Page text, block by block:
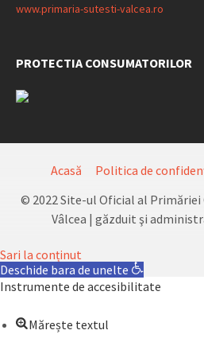
www.primaria-sutesti-valcea.ro
PROTECTIA CONSUMATORILOR
Acasă Politica de
© 2022 Site-ul Oficial al Primăriei
Vâlcea | găzduit şi
Sari la conținut
Deschide bara de unelte
Instrumente de accesibilitate
Mărește textul